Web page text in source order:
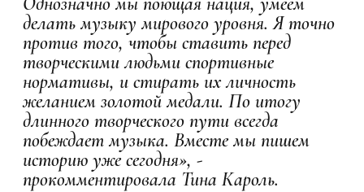
делать музыку мирового уровня. Я точно
против того, чтобы ставить перед
творческими людьми спортивные
нормативы, и стирать их личность
желанием золотой медали. По итогу
длинного творческого пути всегда
побеждает музыка. Вместе мы пишем
историю уже сегодня», -
прокомментировала Тина Кароль.